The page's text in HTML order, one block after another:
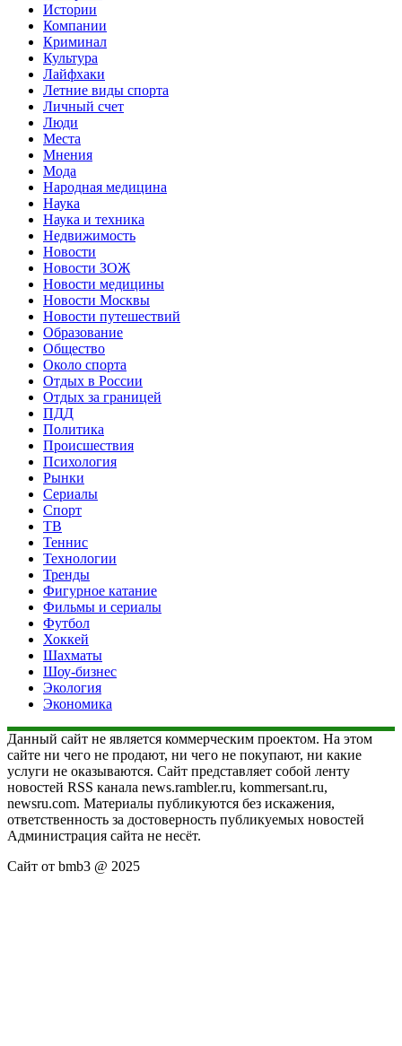
Истории
Компании
Криминал
Культура
Лайфхаки
Летние виды спорта
Личный счет
Люди
Места
Мнения
Мода
Народная медицина
Наука
Наука и техника
Недвижимость
Новости
Новости ЗОЖ
Новости медицины
Новости Москвы
Новости путешествий
Образование
Общество
Около спорта
Отдых в России
Отдых за границей
ПДД
Политика
Происшествия
Психология
Рынки
Сериалы
Спорт
ТВ
Теннис
Технологии
Тренды
Фигурное катание
Фильмы и сериалы
Футбол
Хоккей
Шахматы
Шоу-бизнес
Экология
Экономика
Данный сайт не является коммерческим проектом. На этом
сайте ни чего не продают, ни чего не покупают, ни какие
услуги не оказываются. Сайт представляет собой ленту
новостей RSS канала news.rambler.ru, kommersant.ru,
newsru.com. Материалы публикуются без искажения,
ответственность за достоверность публикуемых новостей
Администрация сайта не несёт.
Сайт от bmb3 @ 2025